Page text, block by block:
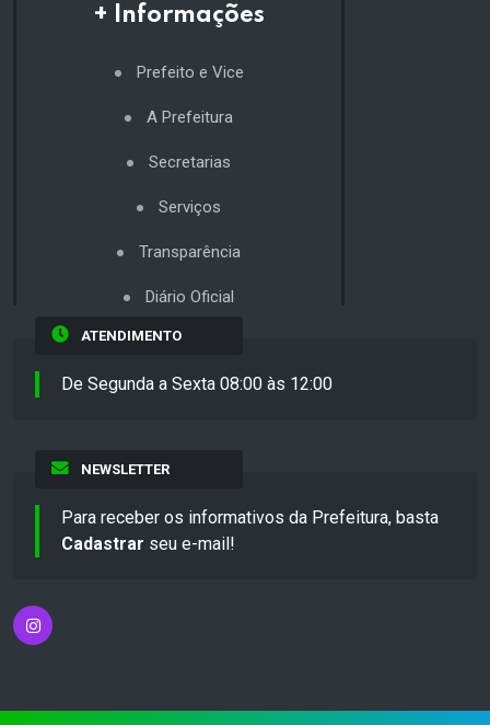
+ Informações
Prefeito e Vice
A Prefeitura
Secretarias
Serviços
Transparência
Diário Oficial
ATENDIMENTO
De Segunda a Sexta 08:00 às 12:00
NEWSLETTER
Para receber os informativos da Prefeitura, basta
Cadastrar seu e-mail!